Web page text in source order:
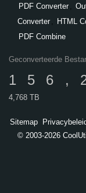
PDF Converter ,
Converter , HTML
PDF Combine
Geconverteerde
4,768 TB
Sitemap
© 2003-2026